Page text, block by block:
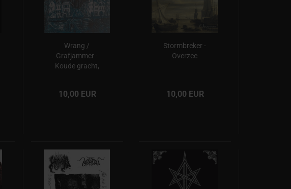
Wrang /
Grafjammer -
Koude gracht,
10,00 EUR
Stormbreker -
Overzee
10,00 EUR